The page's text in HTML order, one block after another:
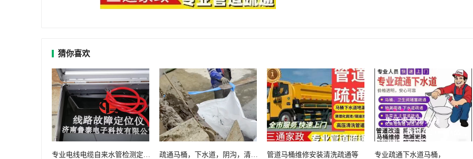
猜你喜欢
专业电线电缆自来水管检测定位
疏通马桶，下水道，阴沟，清理
管道马桶维修安装清洗疏通等 专业疏通下水道马桶，